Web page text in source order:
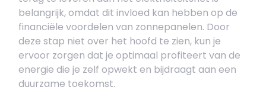
belangrijk, omdat dit invloed kan hebben op de
financiële voordelen van zonnepanelen. Door
deze stap niet over het hoofd te zien, kun je
ervoor zorgen dat je optimaal profiteert van de
energie die je zelf opwekt en bijdraagt aan een
duurzame toekomst.